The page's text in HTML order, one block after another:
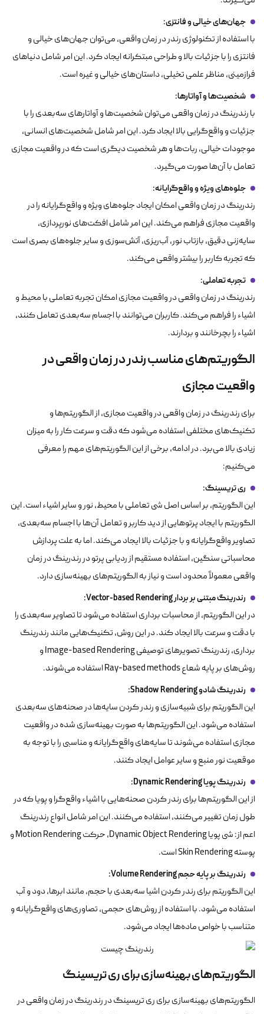
جهان‌های خیالی و فانتزی:
با استفاده از تکنولوژی رندر در زمان واقعی، می‌توان جهان‌های خیالی و
فانتزی را با جزئیات بالا و طراحی مبتکرانه ایجاد کرد. این امر شامل دنیاهای
فرازمینی، مناظر علمی تخیلی، داستان‌های خیالی و غیره است.
شخصیت‌ها و آواتارها:
با رندرینگ در زمان واقعی می‌توان شخصیت‌ها و آواتارهای سه‌بعدی را با
جزئیات و واقع‌گرایی بالا ایجاد کرد. این امر شامل شخصیت‌های انسانی،
موجودات خیالی، ربات‌ها و هر شخصیت دیگری است که در واقعیت مجازی
تعامل با آن‌ها صورت می‌گیرد.
جلوه‌های ویژه و واقع‌گرایانه:
رندرینگ در زمان واقعی امکان ایجاد جلوه‌های ویژه و واقع‌گرایانه را در
واقعیت مجازی فراهم می‌کند. این امر شامل افکت‌های نورپردازی،
سایه‌زنی دقیق، بازتاب نور، آب‌ریزی، آتش‌سوزی و سایر جلوه‌های بصری است
که تجربه کاربر را بیشتر واقعی می‌کند.
تجربه تعاملی:
رندرینگ در زمان واقعی در واقعیت مجازی امکان تجربه تعاملی با محیط و
اشیاء را فراهم می‌کند. کاربران می‌توانند با اجسام سه‌بعدی تعامل کنند،
اشیاء را بچرخانند و بردارند.
الگوریتم‌های مناسب رندر در زمان واقعی در
واقعیت مجازی
برای رندرینگ در زمان واقعی در واقعیت مجازی، از الگوریتم‌ها و
تکنیک‌های مختلفی استفاده می‌شود که دقت و سرعت کار را به میزان
زیادی بالا می‌برد. در ادامه، برخی از این الگوریتم‌های مهم را معرفی
می‌کنیم:
ری تریسینگ:
این الگوریتم، بر اساس اصل شی تعاملی با محیط، نور و سایر اشیاء است. این
الگوریتم با ایجاد پرتوهایی از دید کاربر و تعامل آن‌ها با اجسام سه‌بعدی،
تصاویر واقع‌گرایانه و با جزئیات بالا ایجاد می‌کند. اما به علت پردازش
محاسباتی سنگین، استفاده مستقیم از ردیابی پرتو در رندرینگ در زمان
واقعی معمولاً محدود است و نیاز به الگوریتم‌های بهینه‌سازی دارد.
رندرینگ مبتنی بر بردار Vector-based Rendering:
در این الگوریتم، از محاسبات برداری استفاده می‌شود تا تصاویر سه‌بعدی را
با دقت و سرعت بالا ایجاد کند. در این روش، تکنیک‌هایی مانند رندرینگ
برداری، رندرینگ تصویرهای توصیفی Image-based Rendering و
روش‌های بر پایه شعاع Ray-based methods استفاده می‌شوند.
رندرینگ شادو Shadow Rendering:
این الگوریتم برای شبیه‌سازی و رندر کردن سایه‌ها در صحنه‌های سه‌بعدی
استفاده می‌شود. این الگوریتم‌ها به صورت بهینه‌سازی شده در واقعیت
مجازی استفاده می‌شوند تا سایه‌های واقع‌گرایانه و مناسبی را با توجه به
موقعیت نور منبع و سایر عوامل ایجاد کنند.
رندرینگ پویا Dynamic Rendering:
از این الگوریتم‌ها برای رندر کردن صحنه‌هایی با اشیاء واقع‌گرا و پویا که در
طول زمان تغییر می‌کنند، استفاده می‌کنند. این امر شامل انواع رندرینگ
اعم از: شی پویا Dynamic Object Rendering، حرکت Motion Rendering و
پوسته Skin Rendering است.
رندرینگ بر پایه حجم Volume Rendering:
این الگوریتم برای رندر کردن اشیا سه‌بعدی با حجم، مانند ابرها، دود و آب
استفاده می‌شود. با استفاده از روش‌های حجمی، تصاوری‌های واقع‌گرایانه و
متناسب با خواص ماده‌ها ایجاد می‌شود.
الگوریتم‌های بهینه‌سازی برای ری تریسینگ
الگوریتم‌های بهینه‌سازی برای ری تریسینگ در رندرینگ در زمان واقعی در